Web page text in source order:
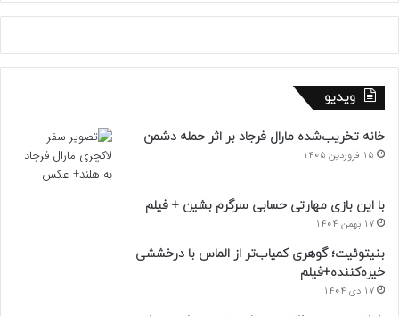
ویدیو
خانه تخریب‌شده مارال فرجاد بر اثر حمله دشمن
15 فروردین 1405
با این بازی مهارتی حسابی سرگرم بشین + فیلم
17 بهمن 1404
بنیتوئیت؛ گوهری کمیاب‌تر از الماس با درخششی
خیره‌کننده+فیلم
17 دی 1404